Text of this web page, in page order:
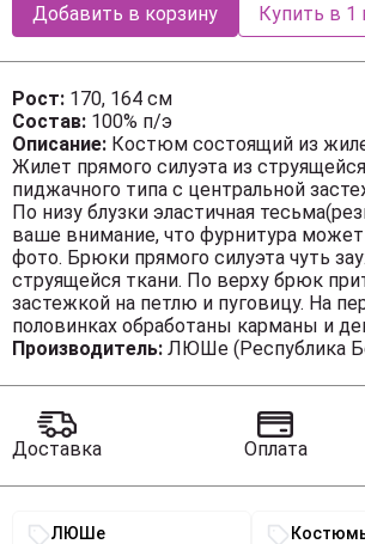
Добавить в корзину Купить в 1
Рост: 170, 164 см
Состав: 100% п/э
Описание: Костюм состоящий из
Жилет прямого силуэта из
пиджачного типа с центральной
По низу блузки эластичная
ваше внимание, что фурнитура может
фото. Брюки прямого силуэта чуть
струящейся ткани. По верху брюк
застежкой на петлю и пуговицу. На
половинках обработаны карманы и
складки, на задних – вытачка и
фурнитура может отличаться от фото.
Длина жилета (44-48р – 51см)(50-54р -
Длина брюк (44-48р – 101+4см
пояс).
Производитель: ЛЮШе (Республика
Доставка Оплата
Связанные разделы каталога
ЛЮШе